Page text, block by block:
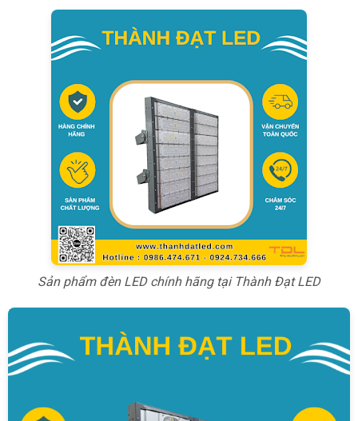
Sản phẩm đèn LED chính hãng tại Thành Đạt LED